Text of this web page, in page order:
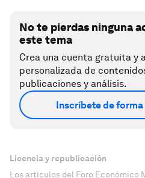
No te pierdas ninguna
este tema
Crea una cuenta gratuita y
personalizada de
publicaciones y análisis.
Inscríbete de
Licencia y republicación
Los artículos del Foro Económico